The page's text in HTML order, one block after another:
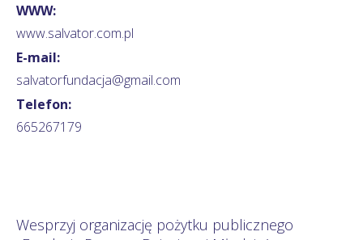
WWW:
www.salvator.com.pl
E-mail:
salvatorfundacja@gmail.com
Telefon:
665267179
Wesprzyj organizację pożytku publicznego